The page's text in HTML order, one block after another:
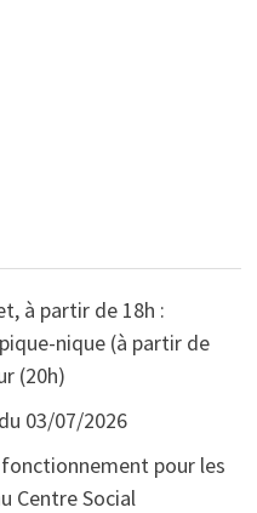
à partir de 18h :
nique (à partir de
(20h)
03/07/2026
pour les
Centre Social